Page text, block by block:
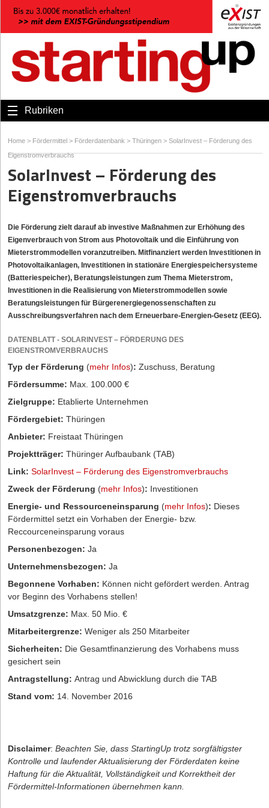
Rubriken
Home > Fördermittel > Förderdatenbank > Thüringen > SolarInvest – Förderung des
Eigenstromverbrauchs
SolarInvest – Förderung des
Eigenstromverbrauchs
Die Förderung zielt darauf ab investive Maßnahmen zur Erhöhung des
Eigenverbrauch von Strom aus Photovoltaik und die Einführung von
Mieterstrommodellen voranzutreiben. Mitfinanziert werden Investitionen in
Photovoltaikanlagen, Investitionen in stationäre Energiespeichersysteme
(Batteriespeicher), Beratungsleistungen zum Thema Mieterstrom,
Investitionen in die Realisierung von Mieterstrommodellen sowie
Beratungsleistungen für Bürgerenergiegenossenschaften zu
Ausschreibungsverfahren nach dem Erneuerbare-Energien-Gesetz (EEG).
DATENBLATT - SOLARINVEST – FÖRDERUNG DES
EIGENSTROMVERBRAUCHS
Typ der Förderung (mehr Infos): Zuschuss, Beratung
Fördersumme: Max. 100.000 €
Zielgruppe: Etablierte Unternehmen
Fördergebiet: Thüringen
Anbieter: Freistaat Thüringen
Projektträger: Thüringer Aufbaubank (TAB)
Link: SolarInvest – Förderung des Eigenstromverbrauchs
Zweck der Förderung (mehr Infos): Investitionen
Energie- und Ressourceneinsparung (mehr Infos): Dieses
Fördermittel setzt ein Vorhaben der Energie- bzw.
Reccourceneinsparung voraus
Personenbezogen: Ja
Unternehmensbezogen: Ja
Begonnene Vorhaben: Können nicht gefördert werden. Antrag
vor Beginn des Vorhabens stellen!
Umsatzgrenze: Max. 50 Mio. €
Mitarbeitergrenze: Weniger als 250 Mitarbeiter
Sicherheiten: Die Gesamtfinanzierung des Vorhabens muss
gesichert sein
Antragstellung: Antrag und Abwicklung durch die TAB
Stand vom: 14. November 2016
Disclaimer: Beachten Sie, dass StartingUp trotz sorgfältigster
Kontrolle und laufender Aktualisierung der Förderdaten keine
Haftung für die Aktualität, Vollständigkeit und Korrektheit der
Fördermittel-Informationen übernehmen kann.